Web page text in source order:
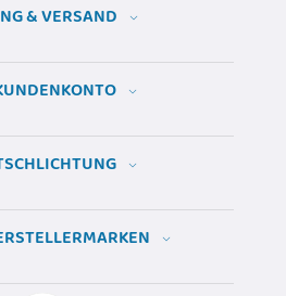
& VERSAND